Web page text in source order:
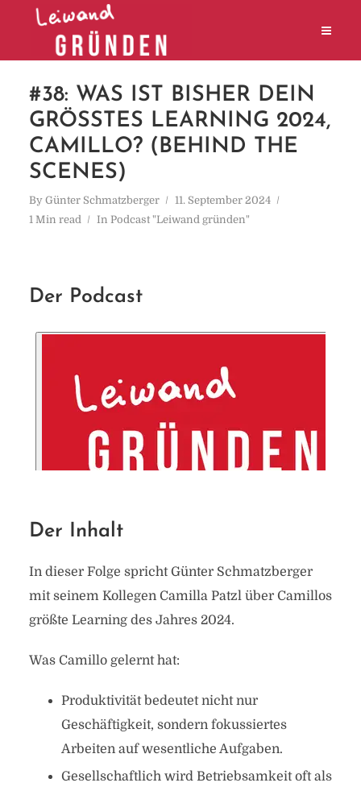
#38: WAS IST BISHER DEIN
GRÖSSTES LEARNING 2024, C
AMILLO? (BEHIND THE S
CENES)
By Günter Schmatzberger
11. September 2024
1 Min read
In Podcast "Leiwand gründen"
Der Podcast
Der Inhalt
In dieser Folge spricht Günter Schmatzberger
mit seinem Kollegen Camilla Patzl über Camillos
größte Learning des Jahres 2024.
Was Camillo gelernt hat:
Produktivität bedeutet nicht nur
Geschäftigkeit, sondern fokussiertes
Arbeiten auf wesentliche Aufgaben.
Gesellschaftlich wird Betriebsamkeit oft als